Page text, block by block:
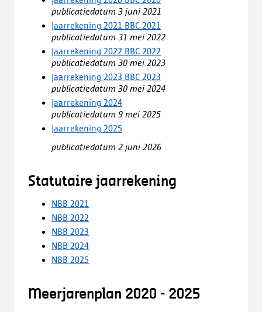
publicatiedatum 3 juni 2021
Jaarrekening 2021 BBC 2021
publicatiedatum 31 mei 2022
Jaarrekening 2022 BBC 2022
publicatiedatum 30 mei 2023
Jaarrekening 2023 BBC 2023
publicatiedatum 30 mei 2024
Jaarrekening 2024
publicatiedatum 9 mei 2025
Jaarrekening 2025
publicatiedatum 2 juni 2026
Statutaire jaarrekening
NBB 2021
NBB 2022
NBB 2023
NBB 2024
NBB 2025
Meerjarenplan 2020 - 2025